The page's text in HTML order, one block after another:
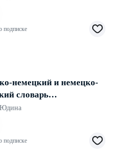
подписке
немецкий и немецко-
словарь
с
и
подписке